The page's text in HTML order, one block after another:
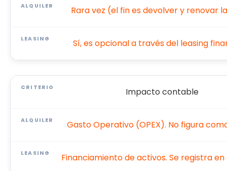
Rara vez (el fin es devolver y renovar
Sí, es opcional a través del leasing
Impacto contable
Gasto Operativo (OPEX). No figura
Financiamiento de activos. Se registra en